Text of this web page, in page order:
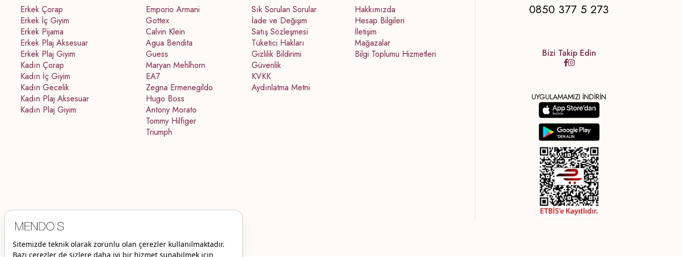
Erkek Çorap
Erkek İç Giyim
Erkek Pijama
Erkek Plaj Aksesuar
Erkek Plaj Giyim
Kadın Çorap
Kadın İç Giyim
Kadın Gecelik
Kadın Plaj Aksesuar
Kadın Plaj Giyim
Emporio Armani
Gottex
Calvin Klein
Agua Bendita
Guess
Maryan Mehlhorn
EA7
Zegna Ermenegildo
Hugo Boss
Antony Morato
Tommy Hilfiger
Triumph
Sık Sorulan Sorular
İade ve Değişim
Satış Sözleşmesi
Tüketici Hakları
Gizlilik Bildirimi
Güvenlik
KVKK
Aydınlatma Metni
Hakkımızda
Hesap Bilgileri
İletişim
Mağazalar
Bilgi Toplumu Hizmetleri
0850 377 5 273
Bizi Takip Edin
UYGULAMAMIZI İNDİRİN